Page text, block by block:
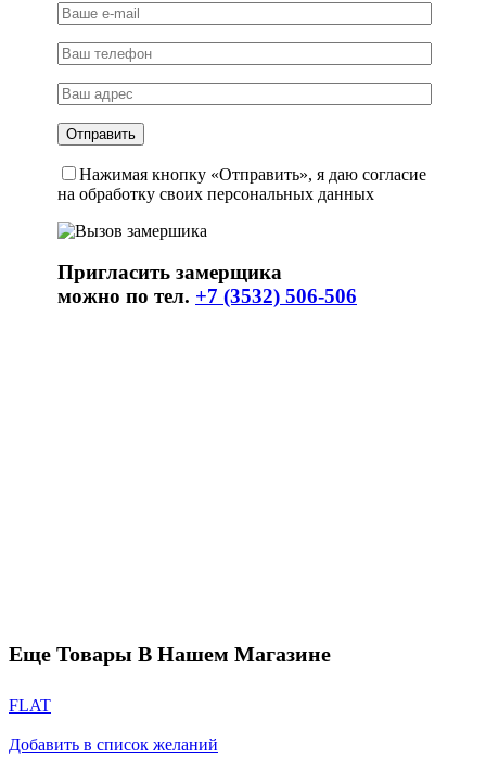
Нажимая кнопку «Отправить», я даю согласие
на обработку своих персональных данных
Пригласить замерщика
можно по тел. +7 (3532) 506-506
Еще Товары В Нашем Магазине
FLAT
Добавить в список желаний